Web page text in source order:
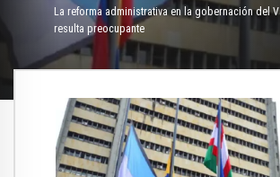
La reforma administrativa en la gobernación del
resulta preocupante